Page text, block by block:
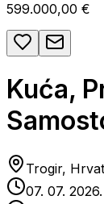
599.000,00 €
Kuća,
Trogir,
07. 07. 2026.